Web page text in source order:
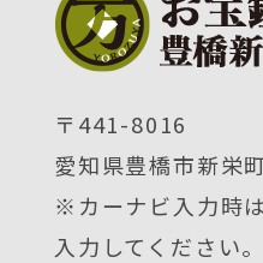
〒441-8016
愛知県豊橋市新栄
※カーナビ入力時
入力してください。